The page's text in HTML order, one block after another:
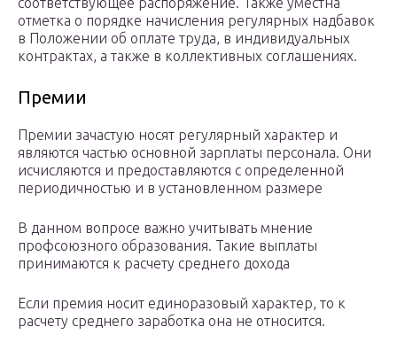
отметка о порядке начисления регулярных надбавок
в Положении об оплате труда, в индивидуальных
контрактах, а также в коллективных соглашениях.
Премии
Премии зачастую носят регулярный характер и
являются частью основной зарплаты персонала. Они
исчисляются и предоставляются с определенной
периодичностью и в установленном размере
В данном вопросе важно учитывать мнение
профсоюзного образования. Такие выплаты
принимаются к расчету среднего дохода
Если премия носит единоразовый характер, то к
расчету среднего заработка она не относится.